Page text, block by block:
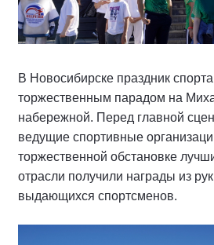
В Новосибирске праздник
торжественным парадом на
набережной. Перед главной
ведущие спортивные
торжественной обстановке
отрасли получили награды из
выдающихся спортсменов.